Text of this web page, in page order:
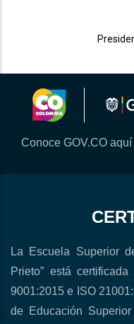
Conoce GOV.CO aquí
La Escuela Superior
Prieto” está
9001:2015 e ISO
de Educación